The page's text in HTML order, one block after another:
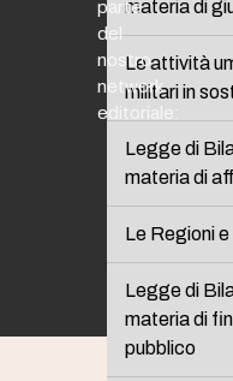
materia di
Le attività
militari in
Legge di
materia di
Le Regioni
Legge di
materia di
pubblico
parte
del
nostro
network
editoriale: